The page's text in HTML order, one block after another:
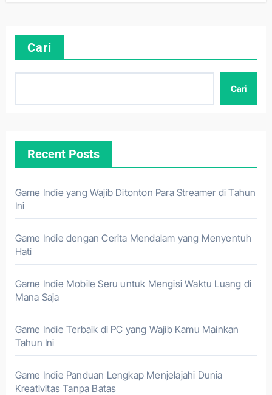
Cari
Cari
Recent Posts
Game Indie yang Wajib Ditonton Para Streamer di Tahun
Ini
Game Indie dengan Cerita Mendalam yang Menyentuh
Hati
Game Indie Mobile Seru untuk Mengisi Waktu Luang di
Mana Saja
Game Indie Terbaik di PC yang Wajib Kamu Mainkan
Tahun Ini
Game Indie Panduan Lengkap Menjelajahi Dunia
Kreativitas Tanpa Batas